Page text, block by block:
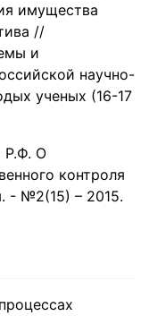
имущества
//
и
научно-
ученых (16-17
Р.Ф. О
контроля
- №2(15) – 2015.